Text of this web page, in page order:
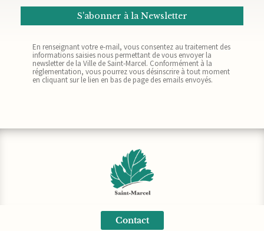
En renseignant votre e-mail, vous consentez au traitement des
informations saisies nous permettant de vous envoyer la
newsletter de la Ville de Saint-Marcel. Conformément à la
réglementation, vous pourrez vous désinscrire à tout moment
en cliquant sur le lien en bas de page des emails envoyés.
Contact